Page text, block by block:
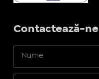
Contactează-ne